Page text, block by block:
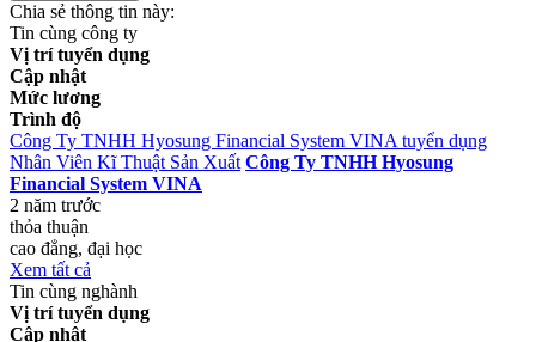
Chia sẻ thông tin này:
Tin cùng công ty
Vị trí tuyển dụng
Cập nhật
Mức lương
Trình độ
Công Ty TNHH Hyosung Financial System VINA tuyển dụng
Nhân Viên Kĩ Thuật Sản Xuất Công Ty TNHH Hyosung
Financial System VINA
2 năm trước
thỏa thuận
cao đẳng, đại học
Xem tất cả
Tin cùng nghành
Vị trí tuyển dụng
Cập nhật